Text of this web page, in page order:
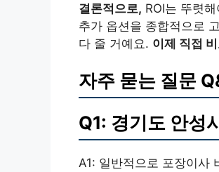
결론적으로, ROI는 뚜렷
추가 옵션을 종합적으로
다 줄 거예요. 이제 직접
자주 묻는 질문
Q1: 경기도 안성
A1: 일반적으로 포장이사